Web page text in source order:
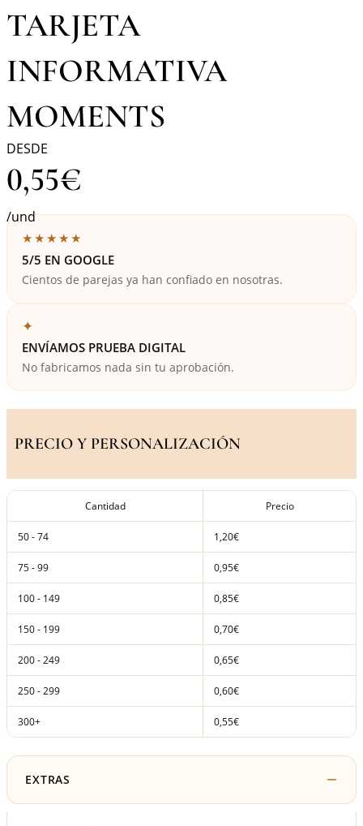
TARJETA
INFORMATIVA
MOMENTS
DESDE
0,55€
/und
★★★★★
5/5 EN GOOGLE
Cientos de parejas ya han confiado en nosotras.
✦
ENVÍAMOS PRUEBA DIGITAL
No fabricamos nada sin tu aprobación.
PRECIO Y PERSONALIZACIÓN
Cantidad Precio
50 - 74 1,20€
75 - 99 0,95€
100 - 149 0,85€
150 - 199 0,70€
200 - 249 0,65€
250 - 299 0,60€
300+ 0,55€
EXTRAS